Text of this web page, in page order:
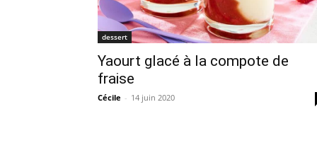
dessert
Yaourt glacé à la compote de
fraise
Cécile - 14 juin 2020